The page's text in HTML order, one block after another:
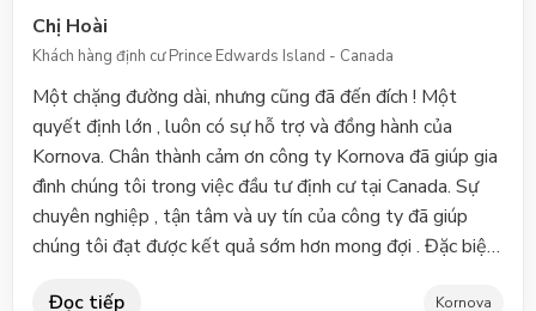
Chị Hoài
Khách hàng định cư Prince Edwards Island - Canada
Một chặng đường dài, nhưng cũng đã đến đích ! Một
quyết định lớn , luôn có sự hỗ trợ và đồng hành của
Kornova. Chân thành cảm ơn công ty Kornova đã giúp gia
đình chúng tôi trong việc đầu tư định cư tại Canada. Sự
chuyên nghiệp , tận tâm và uy tín của công ty đã giúp
chúng tôi đạt được kết quả sớm hơn mong đợi . Đặc biệt,
Đọc tiếp Kornova